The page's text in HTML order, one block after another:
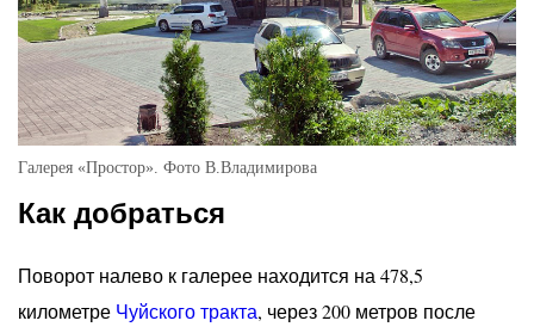
Галерея «Простор». Фото В.Владимирова
Как добраться
Поворот налево к галерее находится на 478,5
километре Чуйского тракта, через 200 метров после